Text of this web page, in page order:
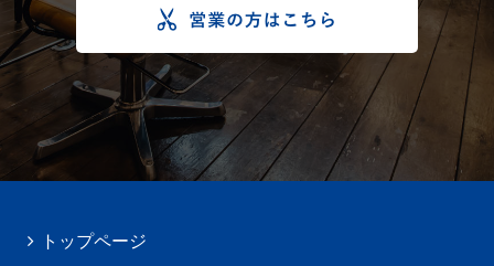
トップページ